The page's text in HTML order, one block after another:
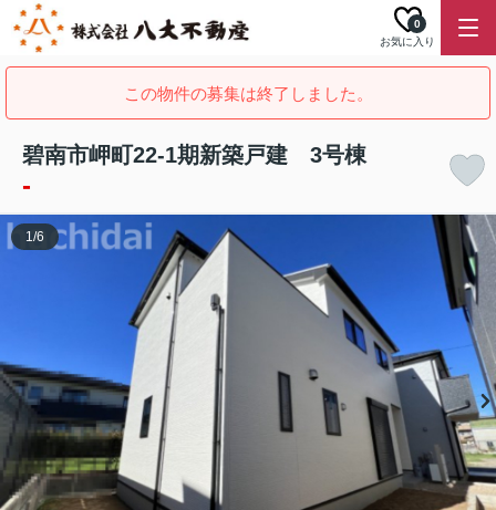
お気に入り
0
この物件の募集は終了しました。
碧南市岬町22-1期新築戸建 3号棟
-
1/6